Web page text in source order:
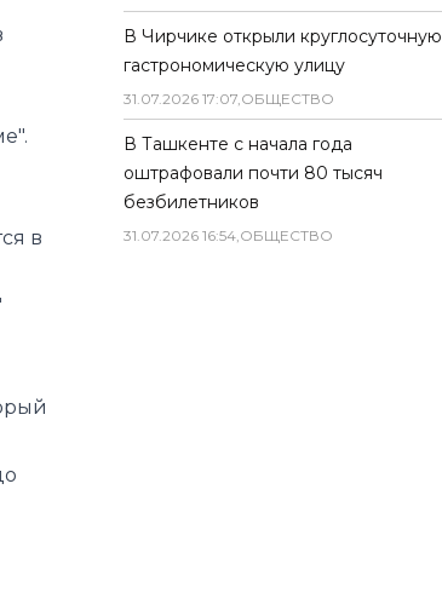
в
В Чирчике открыли круглосуточную
гастрономическую улицу
31.07.2026 17:07,ОБЩЕСТВО
В Ташкенте с начала года
оштрафовали почти 80 тысяч
безбилетников
31.07.2026 16:54,ОБЩЕСТВО